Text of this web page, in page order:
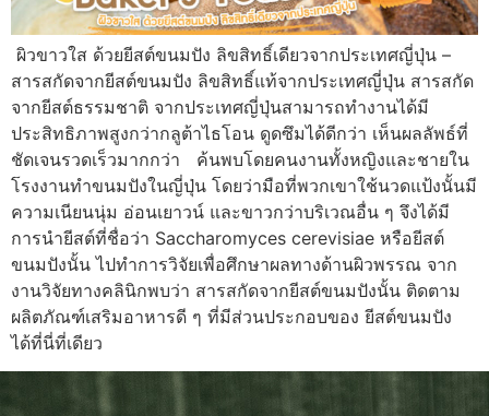
ผิวขาวใส ด้วยยีสต์ขนมปัง ลิขสิทธิ์เดียวจากประเทศญี่ปุ่น –
สารสกัดจากยีสต์ขนมปัง ลิขสิทธิ์แท้จากประเทศญี่ปุ่น สารสกัด
จากยีสต์ธรรมชาติ จากประเทศญี่ปุ่นสามารถทำงานได้มี
ประสิทธิภาพสูงกว่ากลูต้าไธโอน ดูดซึมได้ดีกว่า เห็นผลลัพธ์ที่
ชัดเจนรวดเร็วมากกว่า ค้นพบโดยคนงานทั้งหญิงและชายใน
โรงงานทำขนมปังในญี่ปุ่น โดยว่ามือที่พวกเขาใช้นวดแป้งนั้นมี
ความเนียนนุ่ม อ่อนเยาวน์ และขาวกว่าบริเวณอื่น ๆ จึงได้มี
การนำยีสต์ที่ชื่อว่า Saccharomyces cerevisiae หรือยีสต์
ขนมปังนั้น ไปทำการวิจัยเพื่อศึกษาผลทางด้านผิวพรรณ จาก
งานวิจัยทางคลินิกพบว่า สารสกัดจากยีสต์ขนมปังนั้น ติดตาม
ผลิตภัณฑ์เสริมอาหารดี ๆ ที่มีส่วนประกอบของ ยีสต์ขนมปัง
ได้ที่นี่ที่เดียว